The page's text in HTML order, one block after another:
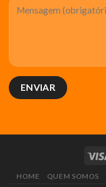
HOME QUEM SOMOS